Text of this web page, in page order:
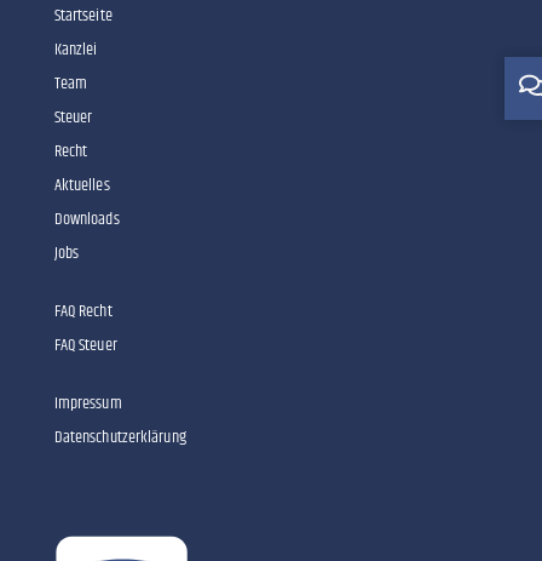
Startseite
Kanzlei
Team
Steuer
Recht
Aktuelles
Downloads
Jobs
FAQ Recht
FAQ Steuer
Impressum
Datenschutzerklärung